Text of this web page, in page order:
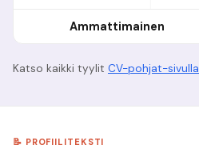
Ammattimainen
Katso kaikki tyylit CV-pohjat-sivulla
📝 PROFIILITEKSTI